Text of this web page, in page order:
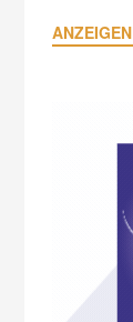
ANZEIGEN